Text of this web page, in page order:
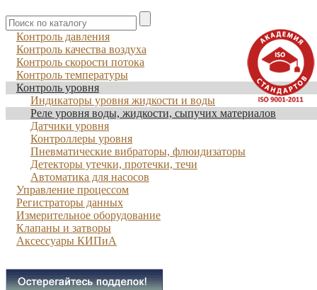
Контроль давления
Контроль качества воздуха
Контроль скорости потока
Контроль температуры
Контроль уровня
Индикаторы уровня жидкости и воды
Реле уровня воды, жидкости, сыпучих материалов
Датчики уровня
Контроллеры уровня
Пневматические вибраторы, флюидизаторы
Детекторы утечки, протечки, течи
Автоматика для насосов
Управление процессом
Регистраторы данных
Измерительное оборудование
Клапаны и затворы
Аксессуары КИПиА